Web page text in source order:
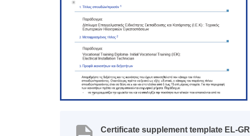
Certificate supplement template EL-GR